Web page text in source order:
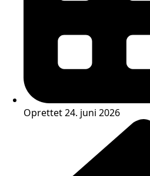
Oprettet 24. juni 2026